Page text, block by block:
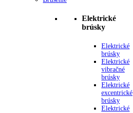
Elektrické
brúsky
Elektrické
brúsky
Elektrické
vibračné
brúsky
Elektrické
excentrické
brúsky
Elektrické